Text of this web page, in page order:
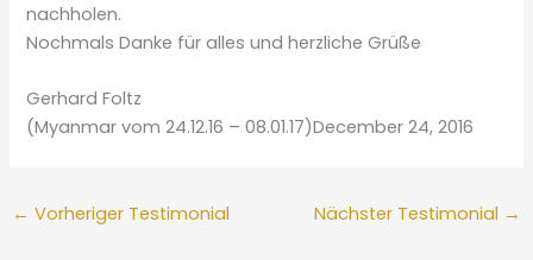
nachholen.
Nochmals Danke für alles und herzliche Grüße
Gerhard Foltz
(Myanmar vom 24.12.16 – 08.01.17)December 24, 2016
← Vorheriger Testimonial Nächster Testimonial →